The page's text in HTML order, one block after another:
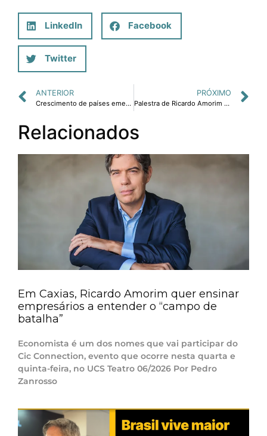
LinkedIn Facebook
Twitter
ANTERIOR
Crescimento de países emergentes favorece o Brasil.
PRÓXIMO
Palestra de Ricardo Amorim sobre cenários econômicos, para Microsoft.
Relacionados
Em Caxias, Ricardo Amorim quer ensinar
empresários a entender o “campo de
batalha”
Economista é um dos nomes que vai participar do
Cic Connection, evento que ocorre nesta quarta e
quinta-feira, no UCS Teatro 06/2026 Por Pedro
Zanrosso